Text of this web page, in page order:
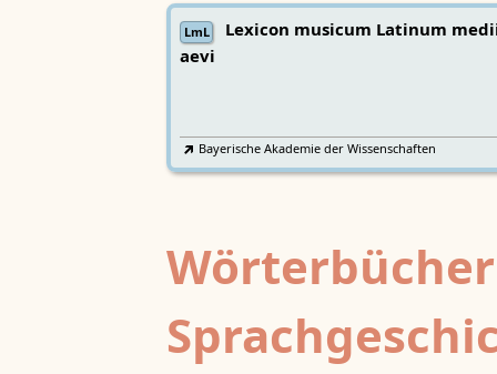
LmL
Lexicon musicum Latinum
aevi
Bayerische Akademie der Wissenschaften